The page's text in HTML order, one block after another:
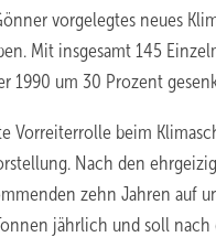
vorgelegtes neues
Mit insgesamt 145
1990 um 30 Prozent
Vorreiterrolle beim
Nach den
zehn Jahren auf
jährlich und soll nach